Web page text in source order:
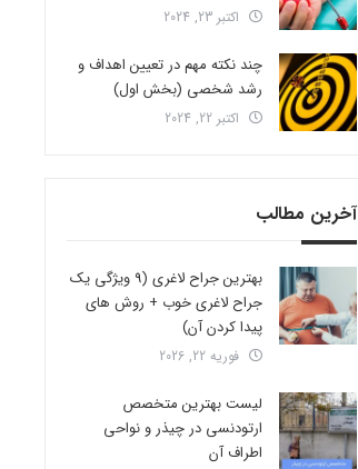
اکتبر 23, 2024
چند نکته مهم در تعیین اهداف و
رشد شخصی (بخش اول)
اکتبر 22, 2024
آخرین مطالب
بهترین جراح لاغری (9 ویژگی یک
جراح لاغری خوب + روش های
پیدا کردن آن)
فوریه 22, 2026
لیست بهترین متخصص
ارتودنسی در چیذر و نواحی
اطراف آن